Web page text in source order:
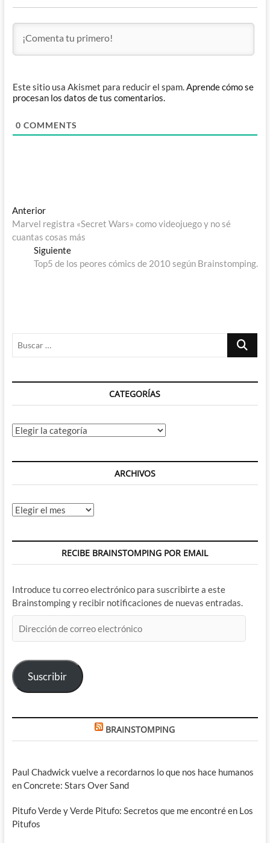
Este sitio usa Akismet para reducir el spam. Aprende cómo se
procesan los datos de tus comentarios.
0 COMMENTS
Navegación
de
entradas
AnteriorEntrada
anterior:
Marvel registra «Secret Wars» como videojuego y no sé
cuantas cosas más
SiguienteEntrada
siguiente:
Top5 de los peores cómics de 2010 según Brainstomping.
Buscar
CATEGORÍAS
Categorías
ARCHIVOS
Archivos
RECIBE BRAINSTOMPING POR EMAIL
Introduce tu correo electrónico para suscribirte a este
Brainstomping y recibir notificaciones de nuevas entradas.
de
electrónico
Suscribir
BRAINSTOMPING
Paul Chadwick vuelve a recordarnos lo que nos hace humanos
en Concrete: Stars Over Sand
Pitufo Verde y Verde Pitufo: Secretos que me encontré en Los
Pitufos